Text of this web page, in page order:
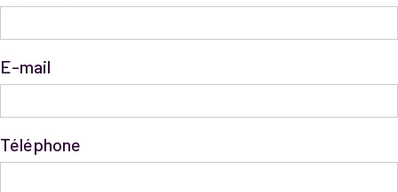
E-mail
Téléphone